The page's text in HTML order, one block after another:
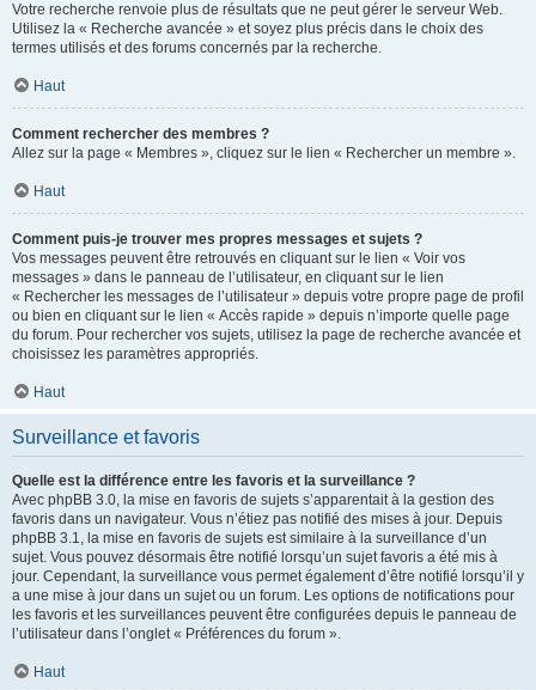
Votre recherche renvoie plus de résultats que ne peut gérer le serveur Web.
Utilisez la « Recherche avancée » et soyez plus précis dans le choix des
termes utilisés et des forums concernés par la recherche.
Haut
Comment rechercher des membres ?
Allez sur la page « Membres », cliquez sur le lien « Rechercher un membre ».
Haut
Comment puis-je trouver mes propres messages et sujets ?
Vos messages peuvent être retrouvés en cliquant sur le lien « Voir vos
messages » dans le panneau de l’utilisateur, en cliquant sur le lien
« Rechercher les messages de l’utilisateur » depuis votre propre page de profil
ou bien en cliquant sur le lien « Accès rapide » depuis n’importe quelle page
du forum. Pour rechercher vos sujets, utilisez la page de recherche avancée et
choisissez les paramètres appropriés.
Haut
Surveillance et favoris
Quelle est la différence entre les favoris et la surveillance ?
Avec phpBB 3.0, la mise en favoris de sujets s’apparentait à la gestion des
favoris dans un navigateur. Vous n’étiez pas notifié des mises à jour. Depuis
phpBB 3.1, la mise en favoris de sujets est similaire à la surveillance d’un
sujet. Vous pouvez désormais être notifié lorsqu’un sujet favoris a été mis à
jour. Cependant, la surveillance vous permet également d’être notifié lorsqu’il y
a une mise à jour dans un sujet ou un forum. Les options de notifications pour
les favoris et les surveillances peuvent être configurées depuis le panneau de
l’utilisateur dans l’onglet « Préférences du forum ».
Haut